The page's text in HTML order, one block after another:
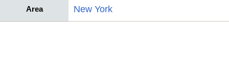
Area New York